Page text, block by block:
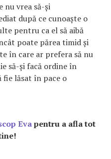
nu vrea să-și
după ce cunoaște o
pentru ca el să aibă
poate părea timid și
în care ar prefera să nu
să-și facă ordine în
fie lăsat în pace o
Evapentru a afla tot